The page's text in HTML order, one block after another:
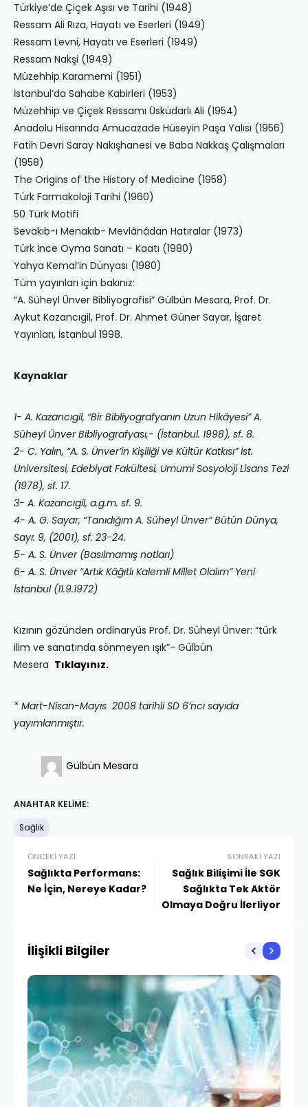
Türkiye’de Çiçek Aşısı ve Tarihi (1948)
Ressam Ali Rıza, Hayatı ve Eserleri (1949)
Ressam Levni, Hayatı ve Eserleri (1949)
Ressam Nakşi (1949)
Müzehhip Karamemi (1951)
İstanbul’da Sahabe Kabirleri (1953)
Müzehhip ve Çiçek Ressamı Üsküdarlı Ali (1954)
Anadolu Hisarında Amucazade Hüseyin Paşa Yalısı (1956)
Fatih Devri Saray Nakışhanesi ve Baba Nakkaş Çalışmaları
(1958)
The Origins of the History of Medicine (1958)
Türk Farmakoloji Tarihi (1960)
50 Türk Motifi
Sevakıb-ı Menakıb- Mevlânâdan Hatıralar (1973)
Türk İnce Oyma Sanatı – Kaatı (1980)
Yahya Kemal’in Dünyası (1980)
Tüm yayınları için bakınız:
“A. Süheyl Ünver Bibliyografisi” Gülbün Mesara, Prof. Dr.
Aykut Kazancıgil, Prof. Dr. Ahmet Güner Sayar, İşaret
Yayınları, İstanbul 1998.
Kaynaklar
1- A. Kazancıgil, “Bir Bibliyografyanın Uzun Hikâyesi” A.
Süheyl Ünver Bibliyografyası,- (İstanbul. 1998), sf. 8.
2- C. Yalın, “A. S. Ünver’in Kişiliği ve Kültür Katkısı” İst.
Üniversitesi, Edebiyat Fakültesi, Umumi Sosyoloji Lisans Tezi
(1978), sf. 17.
3- A. Kazancıgil, a.g.m. sf. 9.
4- A. G. Sayar, “Tanıdığım A. Süheyl Ünver” Bütün Dünya,
Sayı: 9, (2001), sf. 23-24.
5- A. S. Ünver (Basılmamış notları)
6- A. S. Ünver “Artık Kâğıtlı Kalemli Millet Olalım” Yeni
İstanbul (11.9.1972)
Kızının gözünden ordinaryüs Prof. Dr. Süheyl Ünver: “türk
ilim ve sanatında sönmeyen ışık”- Gülbün
Mesera Tıklayınız.
* Mart-Nisan-Mayıs 2008 tarihli SD 6’ncı sayıda
yayımlanmıştır.
Gülbün Mesara
ANAHTAR KELIME:
Sağlık
ÖNCEKI YAZI
Sağlıkta Performans:
Ne İçin, Nereye Kadar?
SONRAKI YAZI
Sağlık Bilişimi İle SGK
Sağlıkta Tek Aktör
Olmaya Doğru İlerliyor
İlişikli Bilgiler